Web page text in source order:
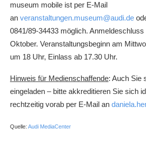
museum mobile ist per E-Mail
an veranstaltungen.museum@audi.de
0841/89-34433 möglich.
Oktober. Veranstaltungsbeginn am
um 18 Uhr, Einlass ab 17.30 Uhr.
Hinweis für Medienschaffende: Auch Sie
eingeladen – bitte akkreditieren Sie sich
rechtzeitig vorab per E-Mail an
Quelle: Audi MediaCenter